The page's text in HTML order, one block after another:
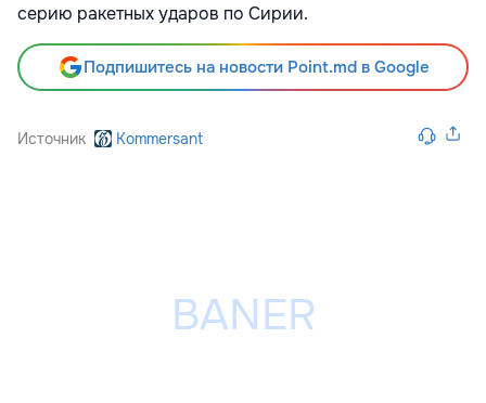
серию ракетных ударов по Сирии.
Подпишитесь на новости Point.md в Google
Источник Kommersant